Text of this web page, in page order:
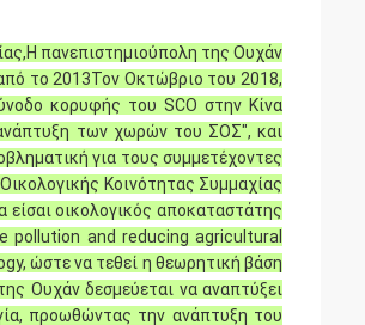
πανεπιστημιούπολη της Ουχάν
το 2013Τον Οκτώβριο του 2018,
κορυφής του SCO στην Κίνα
των χωρών του ΣΟΣ", και
για τους συμμετέχοντες
Κοινότητας Συμμαχίας
οικολογικός αποκαταστάτης
pollution and reducing agricultural
ώστε να τεθεί η θεωρητική βάση
Ουχάν δεσμεύεται να αναπτύξει
προωθώντας την ανάπτυξη του